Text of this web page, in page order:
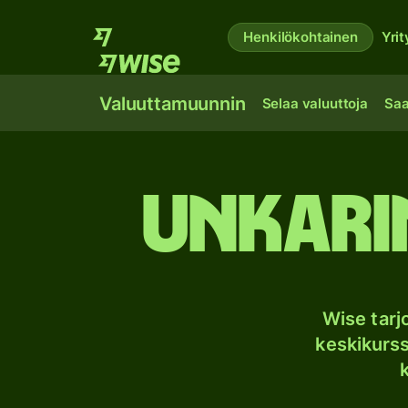
Henkilökohtainen
Valuuttamuunnin Selaa valuuttoja
Wise